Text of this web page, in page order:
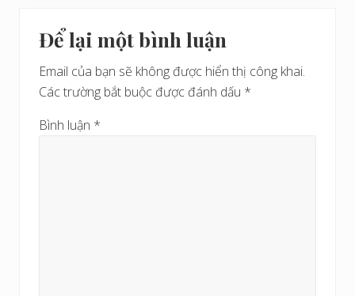
Reader
Interactions
Để lại một bình luận
Email của bạn sẽ không được hiển thị công khai.
Các trường bắt buộc được đánh dấu *
Bình luận *